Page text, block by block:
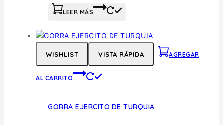
LEER MÁS
WISHLIST VISTA RÁPIDA AGREGAR
AL CARRITO
GORRA EJERCITO DE TURQUIA